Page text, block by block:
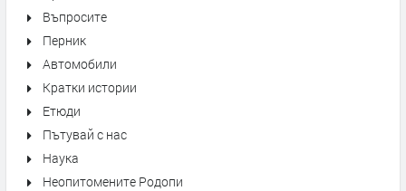
Въпросите
Перник
Автомобили
Кратки истории
Етюди
Пътувай с нас
Наука
Неопитомените Родопи